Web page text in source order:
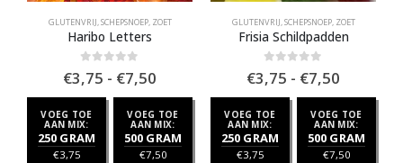
GLUTENVRIJ,SCHEPSNOEP, ZOET
Haribo Letters
0out of 5
€3,75 - €7,50
tot
€7,50
VOEG TOE
AAN MIX:
250 GRAM
€3,75
VOEG TOE
AAN MIX:
500 GRAM
€7,50
GLUTENVRIJ,SCHEPSNOEP, ZOET
Frisia Schildpadden
0out of 5
€3,75 - €7,50
tot
€7,50
VOEG TOE
AAN MIX:
250 GRAM
€3,75
VOEG TOE
AAN MIX:
500 GRAM
€7,50